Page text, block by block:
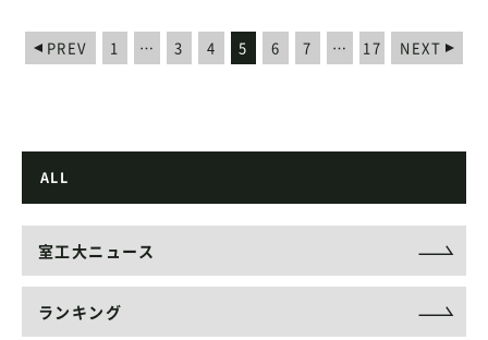
PREV 1 … 3 4 5 6 7 … 17 NEXT
ALL
室工大ニュース
ランキング